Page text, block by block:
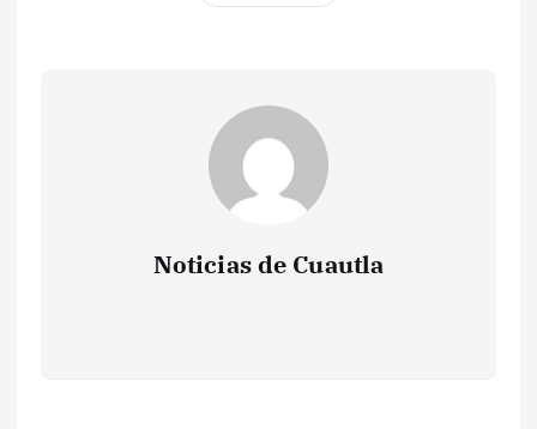
Noticias de Cuautla